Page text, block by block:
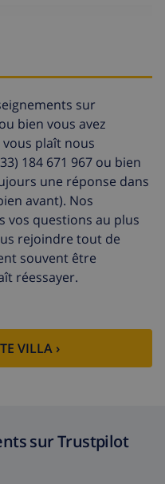
par personne , à
consommation
(52,77 $US/HOUR)
montant total
sur
ou bien vous avez
vous plaît nous
184 671 967 ou bien
une réponse dans
avant). Nos
vos questions au plus
rejoindre tout de
souvent être
réessayer.
VILLA ›
sur Trustpilot